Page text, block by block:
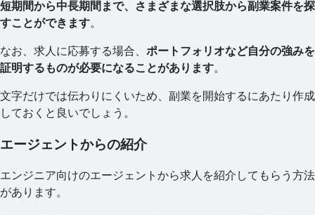
短期間から中長期間まで、さまざまな選択肢から副業案件を探
すことができます。
なお、求人に応募する場合、 ポートフォリオなど自分の強みを
証明するものが必要になることがあります。
文字だけでは伝わりにくいため、副業を開始するにあたり作成
しておくと良いでしょう。
エージェントからの紹介
エンジニア向けのエージェントから求人を紹介してもらう方法
があります。